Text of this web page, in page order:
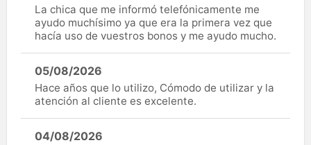
La chica que me informó telefónicamente me
ayudo muchísimo ya que era la primera vez que
hacía uso de vuestros bonos y me ayudo mucho.
05/08/2026
Hace años que lo utilizo, Cómodo de utilizar y la
atención al cliente es excelente.
04/08/2026